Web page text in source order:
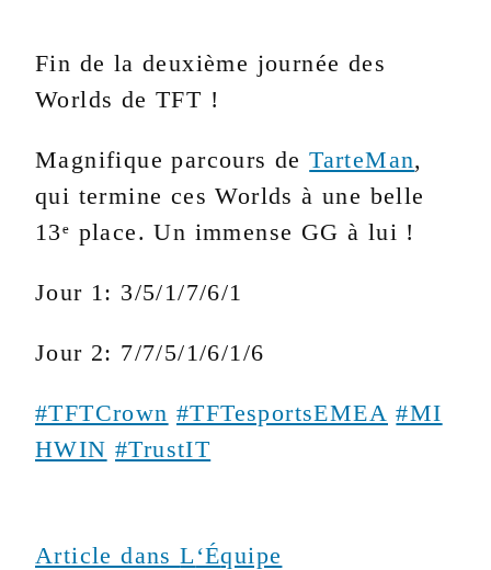
Fin de la deuxième journée des
Worlds de TFT !
Magnifique parcours deTarteMan,
qui termine ces Worlds à une belle
13ᵉ place. Un immense GG à lui !
Jour 1: 3/5/1/7/6/1
Jour 2: 7/7/5/1/6/1/6
#TFTCrown #TFTesportsEMEA #MI
HWIN #TrustIT
Article dansL‘Équipe